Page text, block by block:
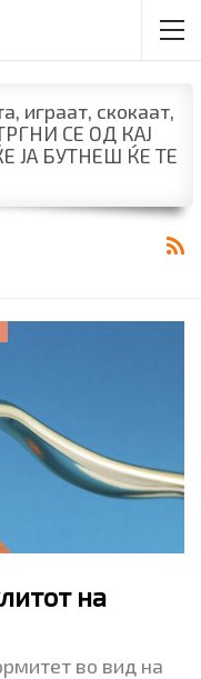
играат, скокаат,
СЕ ОД КАЈ
ЈА БУТНЕШ ЌЕ ТЕ
на
во вид на